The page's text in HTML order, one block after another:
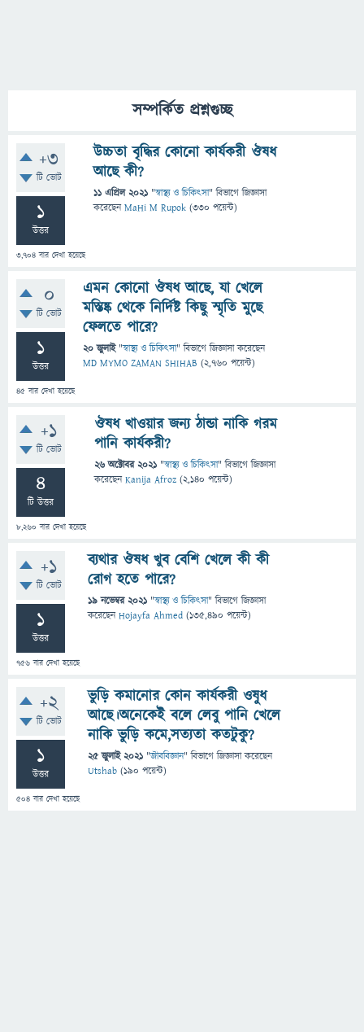
সম্পর্কিত প্রশ্নগুচ্ছ
+3
টি ভোট
1
উত্তর
3,704 বার দেখা হয়েছে
উচ্চতা বৃদ্ধির কোনো কার্যকরী ঔষধ
আছে কী?
11 এপ্রিল 2021 "স্বাস্থ্য ও চিকিৎসা" বিভাগে জিজ্ঞাসা
করেছেনMaHi M Rupok (330 পয়েন্ট)
0
টি ভোট
1
উত্তর
45 বার দেখা হয়েছে
এমন কোনো ঔষধ আছে, যা খেলে
মস্তিষ্ক থেকে নির্দিষ্ট কিছু স্মৃতি মুছে
ফেলতে পারে?
20 জুলাই "স্বাস্থ্য ও চিকিৎসা" বিভাগে জিজ্ঞাসাকরেছেন
MD MYMO ZAMAN SHIHAB (2,760 পয়েন্ট)
+1
টি ভোট
4
টি উত্তর
8,260 বার দেখা হয়েছে
ঔষধ খাওয়ার জন্য ঠান্ডা নাকি গরম
পানি কার্যকরী?
26 অক্টোবর 2021 "স্বাস্থ্য ও চিকিৎসা" বিভাগে জিজ্ঞাসা
করেছেনKanija Afroz (2,140 পয়েন্ট)
+1
টি ভোট
1
উত্তর
756 বার দেখা হয়েছে
ব্যথার ঔষধ খুব বেশি খেলে কী কী
রোগ হতে পারে?
19 নভেম্বর 2021 "স্বাস্থ্য ও চিকিৎসা" বিভাগে জিজ্ঞাসা
করেছেনHojayfa Ahmed (135,490 পয়েন্ট)
+2
টি ভোট
1
উত্তর
504 বার দেখা হয়েছে
ভুড়ি কমানোর কোন কার্যকরী ওষুধ
আছে।অনেকেই বলে লেবু পানি খেলে
নাকি ভুড়ি কমে,সত্যতা কতটুকু?
25 জুলাই 2021 "জীববিজ্ঞান" বিভাগে জিজ্ঞাসাকরেছেন
Utshab (190 পয়েন্ট)